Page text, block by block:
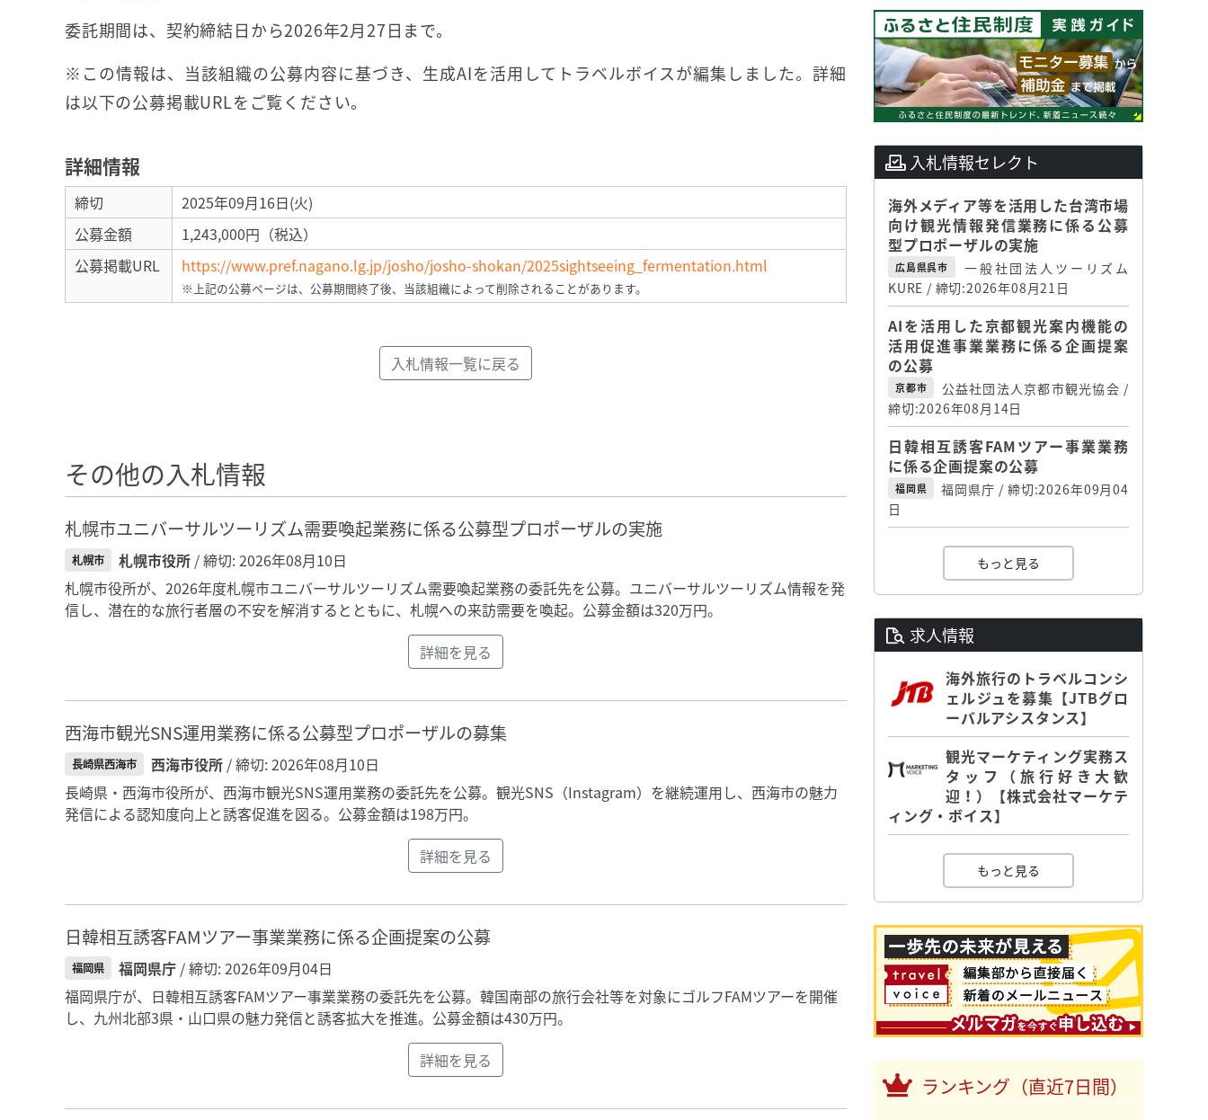
委託期間は、契約締結日から2026年2月27日まで。
※この情報は、当該組織の公募内容に基づき、生成AIを活用してトラベルボイスが編集しました。詳細
は以下の公募掲載URLをご覧ください。
詳細情報
締切
2025年09月16日(火)
公募金額
1,243,000円（税込）
公募掲載URL
https://www.pref.nagano.lg.jp/josho/josho-shokan/2025sightseeing_fermentation.html
※上記の公募ページは、公募期間終了後、当該組織によって削除されることがあります。
入札情報一覧に戻る
その他の入札情報
札幌市ユニバーサルツーリズム需要喚起業務に係る公募型プロポーザルの実施
札幌市 札幌市役所 / 締切: 2026年08月10日
札幌市役所が、2026年度札幌市ユニバーサルツーリズム需要喚起業務の委託先を公募。ユニバーサルツーリズム情報を発
信し、潜在的な旅行者層の不安を解消するとともに、札幌への来訪需要を喚起。公募金額は320万円。
詳細を見る
西海市観光SNS運用業務に係る公募型プロポーザルの募集
長崎県西海市 西海市役所 / 締切: 2026年08月10日
長崎県・西海市役所が、西海市観光SNS運用業務の委託先を公募。観光SNS（Instagram）を継続運用し、西海市の魅力
発信による認知度向上と誘客促進を図る。公募金額は198万円。
詳細を見る
日韓相互誘客FAMツアー事業業務に係る企画提案の公募
福岡県 福岡県庁 / 締切: 2026年09月04日
福岡県庁が、日韓相互誘客FAMツアー事業業務の委託先を公募。韓国南部の旅行会社等を対象にゴルフFAMツアーを開催
し、九州北部3県・山口県の魅力発信と誘客拡大を推進。公募金額は430万円。
詳細を見る
入札情報セレクト
海外メディア等を活用した台湾市場
向け観光情報発信業務に係る公募
型プロポーザルの実施
広島県呉市
一般社団法人ツーリズム
KURE / 締切:2026年08月21日
AIを活用した京都観光案内機能の
活用促進事業業務に係る企画提案
の公募
京都市
公益社団法人京都市観光協会 /
締切:2026年08月14日
日韓相互誘客FAMツアー事業業務
に係る企画提案の公募
福岡県
福岡県庁 / 締切:2026年09月04
日
もっと見る
求人情報
海外旅行のトラベルコンシ
ェルジュを募集【JTBグロ
ーバルアシスタンス】
観光マーケティング実務ス
タッフ（旅行好き大歓
迎！）【株式会社マーケテ
ィング・ボイス】
もっと見る
ランキング（直近7日間）